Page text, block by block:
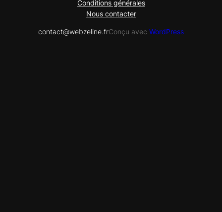
Conditions générales
Nous contacter
contact@webzeline.frConçu avec WordPress